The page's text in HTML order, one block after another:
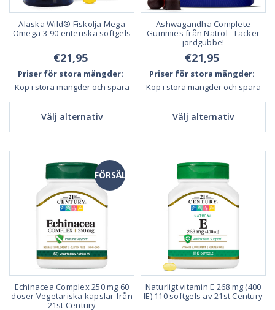
Alaska Wild® Fiskolja Mega
Omega-3 90 enteriska softgels
€21,95
Priser för stora mängder:
Köp i stora mängder och spara
Välj alternativ
Ashwagandha Complete
Gummies från Natrol - Läcker
jordgubbe!
€21,95
Priser för stora mängder:
Köp i stora mängder och spara
Välj alternativ
FÖRSÄLJNING
Echinacea Complex 250 mg 60
doser Vegetariska kapslar från
21st Century
Naturligt vitamin E 268 mg (400
IE) 110 softgels av 21st Century